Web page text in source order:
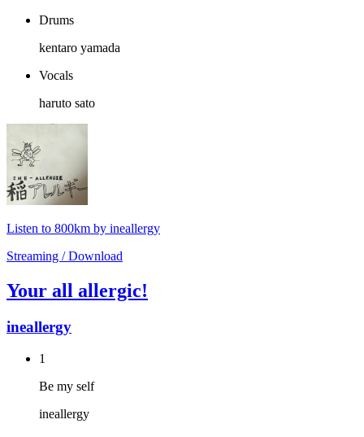
Drums
kentaro yamada
Vocals
haruto sato
Listen to 800km by ineallergy
Streaming / Download
Your all allergic!
ineallergy
1
Be my self
ineallergy